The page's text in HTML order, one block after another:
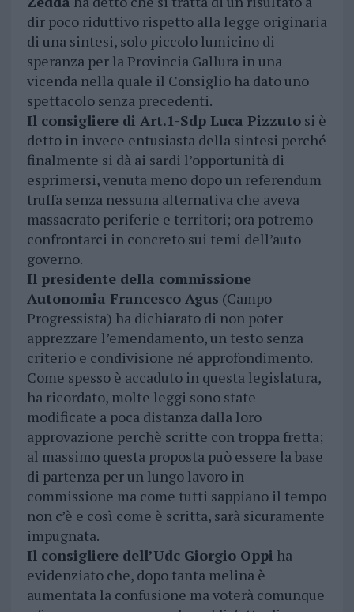
dir poco riduttivo rispetto alla legge originaria
di una sintesi, solo piccolo lumicino di
speranza per la Provincia Gallura in una
vicenda nella quale il Consiglio ha dato uno
spettacolo senza precedenti.
Il consigliere di Art.1-Sdp Luca Pizzutosi è
detto in invece entusiasta della sintesi perché
finalmente si dà ai sardi l’opportunità di
esprimersi, venuta meno dopo un referendum
truffa senza nessuna alternativa che aveva
massacrato periferie e territori; ora potremo
confrontarci in concreto sui temi dell’auto
governo.
Il presidente della commissione
Autonomia Francesco Agus (Campo
Progressista) ha dichiarato di non poter
apprezzare l’emendamento, un testo senza
criterio e condivisione né approfondimento.
Come spesso è accaduto in questa legislatura,
ha ricordato, molte leggi sono state
modificate a poca distanza dalla loro
approvazione perchè scritte con troppa fretta;
al massimo questa proposta può essere la base
di partenza per un lungo lavoro in
commissione ma come tutti sappiano il tempo
non c’è e così come è scritta, sarà sicuramente
impugnata.
Il consigliere dell’Udc Giorgio Oppi ha
evidenziato che, dopo tanta melina è
aumentata la confusione ma voterà comunque